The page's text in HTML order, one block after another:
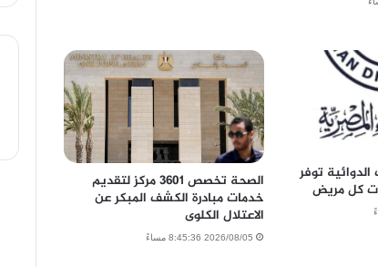
الدوائية توفر
كل مريض
الصحة تخصص 3601 مركز لتقديم
خدمات مبادرة الكشف المبكر عن
الاعتلال الكلوى
2026/08/05 8:45:36 مساءً